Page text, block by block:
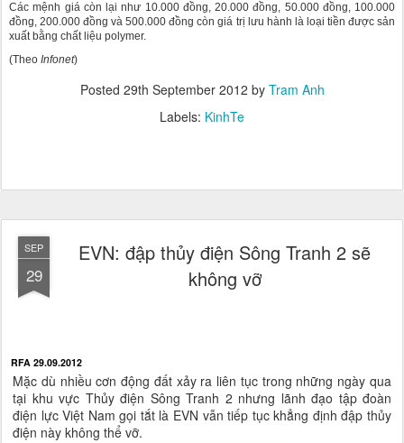
Các mệnh giá còn lại như 10.000 đồng, 20.000 đồng, 50.000 đồng, 100.000
đồng, 200.000 đồng và 500.000 đồng còn giá trị lưu hành là loại tiền được sản
xuất bằng chất liệu polymer.
(Theo Infonet)
Posted 29th September 2012 by Tram Anh
Labels: KinhTe
SEP
29
EVN: đập thủy điện Sông Tranh 2 sẽ
không vỡ
RFA 29.09.2012
Mặc dù nhiều cơn động đất xảy ra liên tục trong những ngày qua
tại khu vực Thủy điện Sông Tranh 2 nhưng lãnh đạo tập đoàn
điện lực Việt Nam gọi tắt là EVN vẫn tiếp tục khẳng định đập thủy
điện này không thể vỡ.